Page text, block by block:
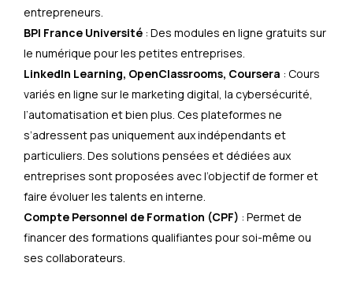
entrepreneurs.
BPI France Université : Des modules en ligne gratuits sur
le numérique pour les petites entreprises.
LinkedIn Learning, OpenClassrooms, Coursera : Cours
variés en ligne sur le marketing digital, la cybersécurité,
l’automatisation et bien plus. Ces plateformes ne
s’adressent pas uniquement aux indépendants et
particuliers. Des solutions pensées et dédiées aux
entreprises sont proposées avec l’objectif de former et
faire évoluer les talents en interne.
Compte Personnel de Formation (CPF) : Permet de
financer des formations qualifiantes pour soi-même ou
ses collaborateurs.